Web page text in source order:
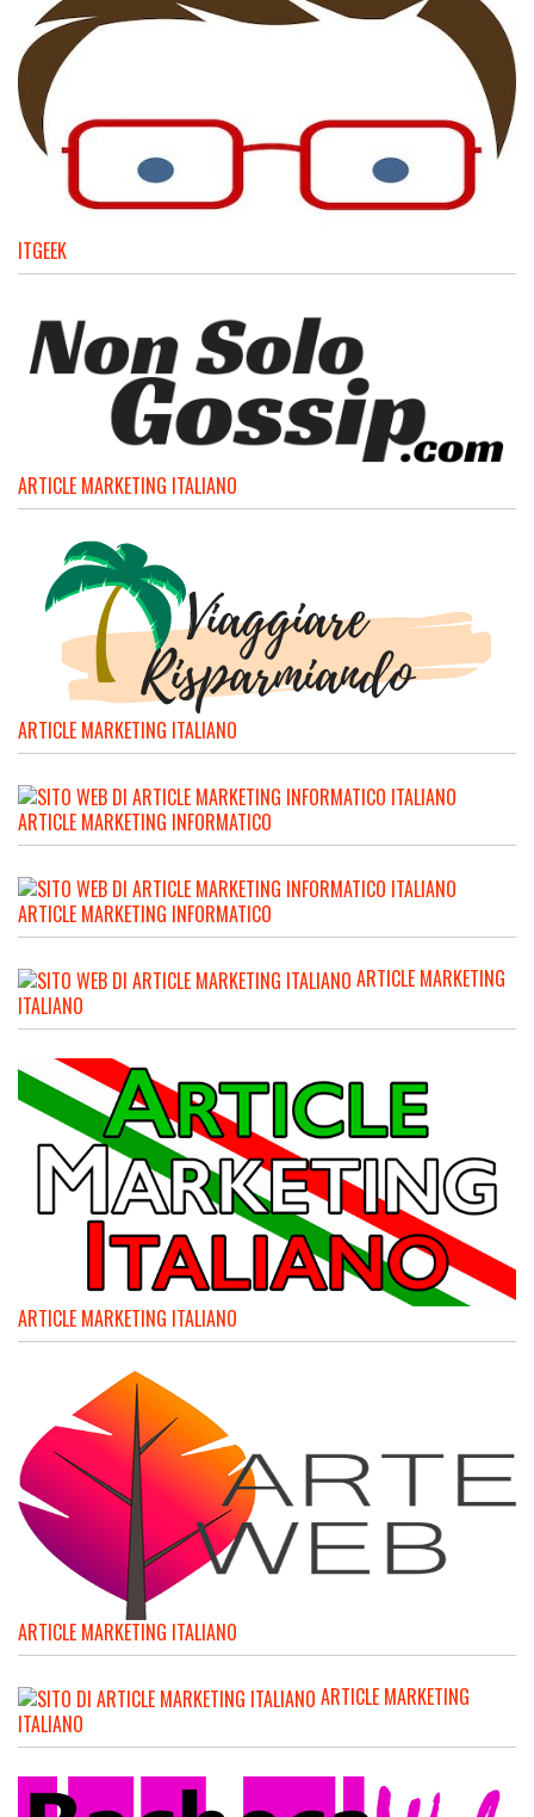
ITGEEK
ARTICLE MARKETING ITALIANO
ARTICLE MARKETING ITALIANO
ARTICLE MARKETING INFORMATICO
ARTICLE MARKETING INFORMATICO
ARTICLE MARKETING
ITALIANO
ARTICLE MARKETING ITALIANO
ARTICLE MARKETING ITALIANO
ARTICLE MARKETING
ITALIANO